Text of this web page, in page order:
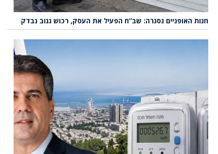
חנות האופניים נסגרה: שב”ח הפעיל את העסק, רכוש גנוב נבדק